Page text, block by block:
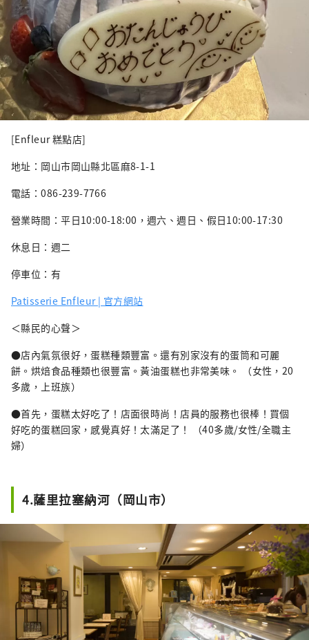
[Enfleur 糕點店]
地址：岡山市岡山縣北區麻8-1-1
電話：086-239-7766
營業時間：平日10:00-18:00，週六、週日、假日10:00-17:30
休息日：週二
停車位：有
Patisserie Enfleur | 官方網站
＜縣民的心聲＞
●店內氣氛很好，蛋糕種類豐富。還有別家沒有的蛋筒和可麗
餅。烘焙食品種類也很豐富。黃油蛋糕也非常美味。 （女性，20
多歲，上班族）
●首先，蛋糕太好吃了！店面很時尚！店員的服務也很棒！買個
好吃的蛋糕回家，感覺真好！太滿足了！ （40多歲/女性/全職主
婦）
4.薩里拉塞納河（岡山市）